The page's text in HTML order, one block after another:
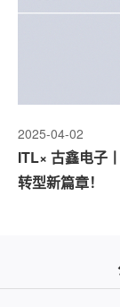
2025-04-02
ITL× 古鑫电子
转型新篇章！